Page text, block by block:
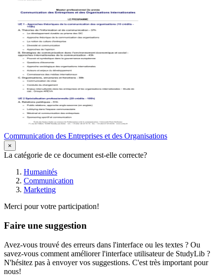
Communication des Entreprises et des Organisations
×
La catégorie de ce document est-elle correcte?
Humanités
Communication
Marketing
Merci pour votre participation!
Faire une suggestion
Avez-vous trouvé des erreurs dans l'interface ou les textes ? Ou
savez-vous comment améliorer l'interface utilisateur de StudyLib ?
N'hésitez pas à envoyer vos suggestions. C'est très important pour
nous!